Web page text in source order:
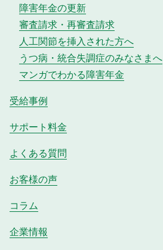
障害年金の更新
審査請求・再審査請求
人工関節を挿入された方へ
うつ病・統合失調症のみなさまへ
マンガでわかる障害年金
受給事例
サポート料金
よくある質問
お客様の声
コラム
企業情報